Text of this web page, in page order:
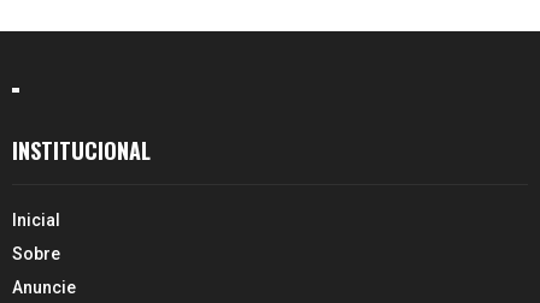
INSTITUCIONAL
Inicial
Sobre
Anuncie